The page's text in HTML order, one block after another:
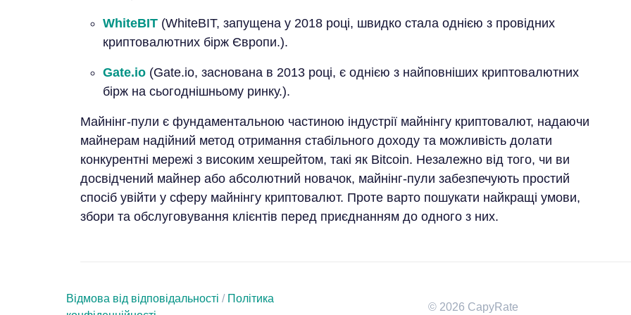
WhiteBIT (WhiteBIT, запущена у 2018 році, швидко стала однією з провідних
криптовалютних бірж Європи.).
Gate.io (Gate.io, заснована в 2013 році, є однією з найповніших криптовалютних
бірж на сьогоднішньому ринку.).
Майнінг-пули є фундаментальною частиною індустрії майнінгу криптовалют, надаючи
майнерам надійний метод отримання стабільного доходу та можливість долати
конкурентні мережі з високим хешрейтом, такі як Bitcoin. Незалежно від того, чи ви
досвідчений майнер або абсолютний новачок, майнінг-пули забезпечують простий
спосіб увійти у сферу майнінгу криптовалют. Проте варто пошукати найкращі умови,
збори та обслуговування клієнтів перед приєднанням до одного з них.
Відмова від відповідальності / Політика
© 2026 CapyRate